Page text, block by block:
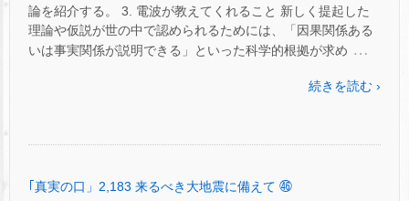
論を紹介する。 3. 電波が教えてくれること 新しく提起した
理論や仮説が世の中で認められるためには、「因果関係ある
いは事実関係が説明できる」といった科学的根拠が求め …
続きを読む ›
｢真実の口」2,183 来るべき大地震に備えて ㊻